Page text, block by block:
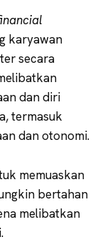
karyawan
secara
dan diri
termasuk
dan otonomi.
memuaskan
bertahan
melibatkan